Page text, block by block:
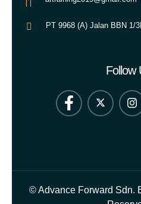
PT 9968 (A) Jalan BBN 1/
Follow
© Advance Forward Sdn.